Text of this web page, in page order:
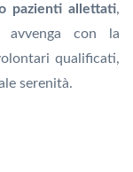
pazienti allettati,
avvenga con la
qualificati,
serenità.